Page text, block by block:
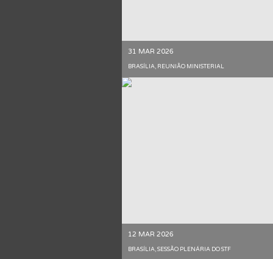
31 MAR 2026
BRASÍLIA, REUNIÃO MINISTERIAL
12 MAR 2026
BRASÍLIA, SESSÃO PLENÁRIA DO STF